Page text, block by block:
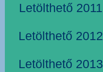
Letölthető
Letölthető
Letölthető